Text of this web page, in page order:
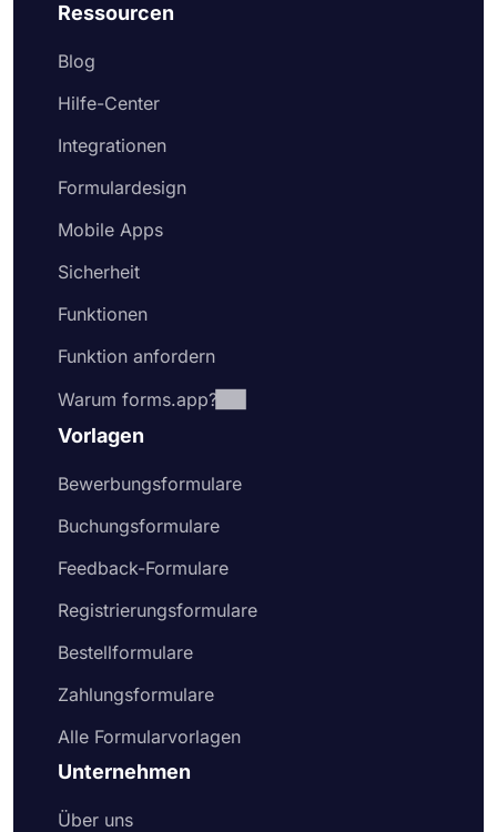
Ressourcen
Blog
Hilfe-Center
Integrationen
Formulardesign
Mobile Apps
Sicherheit
Funktionen
Funktion anfordern
Warum forms.app?
Vorlagen
Bewerbungsformulare
Buchungsformulare
Feedback-Formulare
Registrierungsformulare
Bestellformulare
Zahlungsformulare
Alle Formularvorlagen
Unternehmen
Über uns